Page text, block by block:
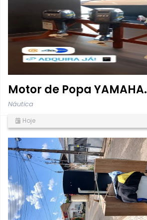
Motor de Popa YAMAHA.
Náutica
Hoje